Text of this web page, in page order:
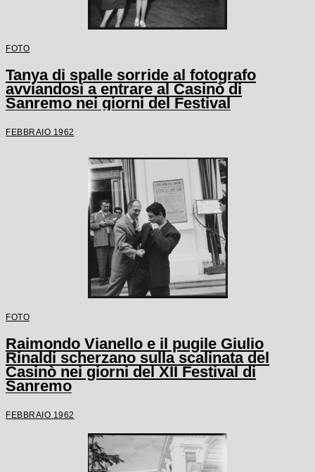
FOTO
Tanya di spalle sorride al fotografo
avviandosi a entrare al Casinò di
Sanremo nei giorni del Festival
FEBBRAIO 1962
FOTO
Raimondo Vianello e il pugile Giulio
Rinaldi scherzano sulla scalinata del
Casinò nei giorni del XII Festival di
Sanremo
FEBBRAIO 1962